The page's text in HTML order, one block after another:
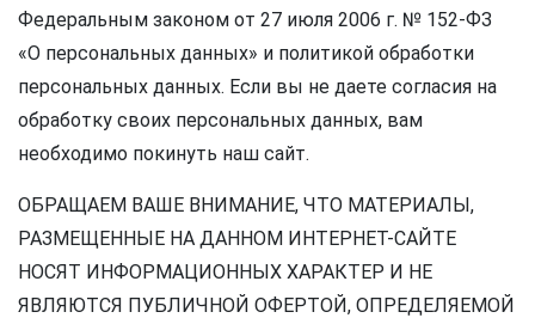
Федеральным законом от 27 июля 2006 г. № 152-ФЗ
«О персональных данных» и политикой обработки
персональных данных. Если вы не даете согласия на
обработку своих персональных данных, вам
необходимо покинуть наш сайт.
ОБРАЩАЕМ ВАШЕ ВНИМАНИЕ, ЧТО МАТЕРИАЛЫ,
РАЗМЕЩЕННЫЕ НА ДАННОМ ИНТЕРНЕТ-САЙТЕ
НОСЯТ ИНФОРМАЦИОННЫХ ХАРАКТЕР И НЕ
ЯВЛЯЮТСЯ ПУБЛИЧНОЙ ОФЕРТОЙ, ОПРЕДЕЛЯЕМОЙ